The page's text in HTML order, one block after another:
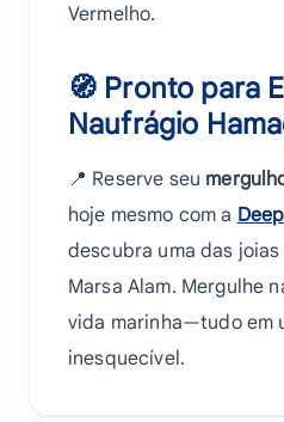
Vermelho.
🧭 Pronto para
Naufrágio
📍 Reserve seu
hoje mesmo com a
descubra uma das
Marsa Alam. Mergulhe
vida marinha—tudo em
inesquecível.